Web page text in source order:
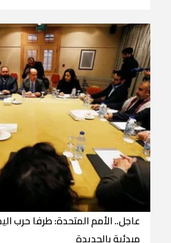
عاجل.. الأمم المتحدة: طرفا حرب
مبدئية بالحديدة